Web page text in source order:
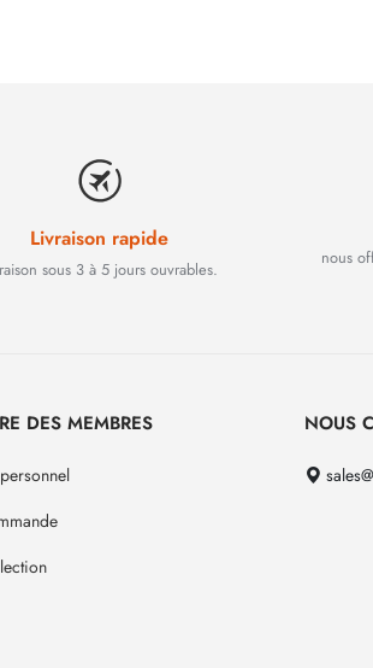
Livraison rapide
sous 3 à 5 jours ouvrables.
nous
DES MEMBRES NOUS